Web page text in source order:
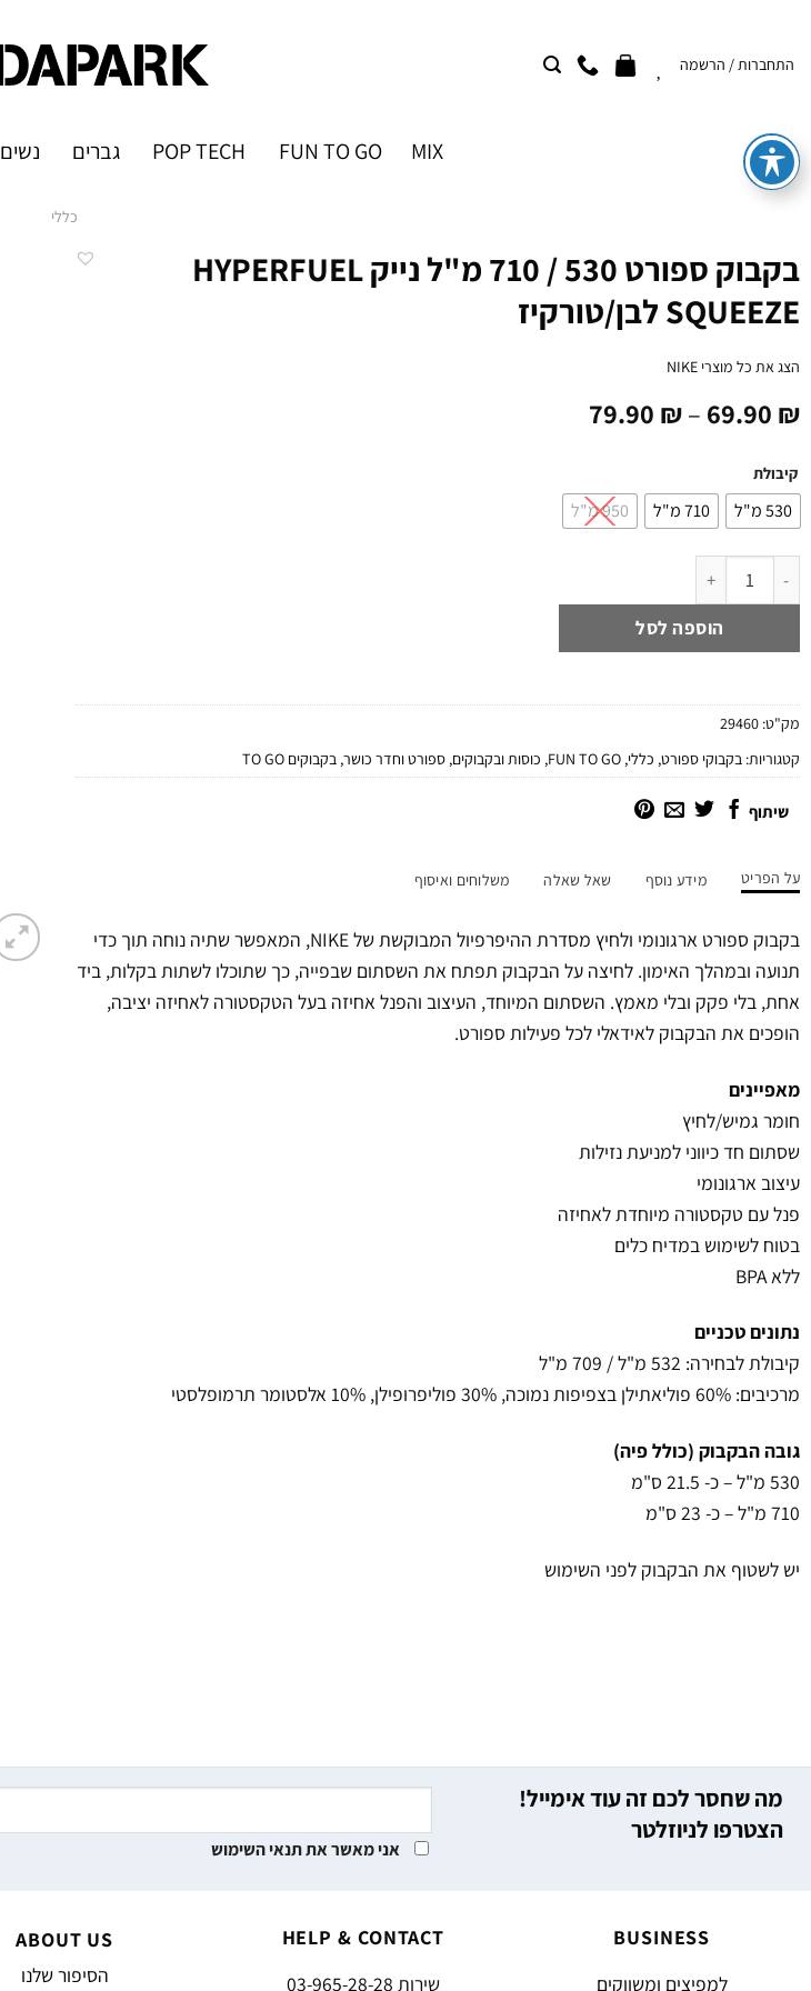
content
התחברות / הרשמה
MIX
FUN TO GO
POP TECH גברים נשים
כללי
בקבוק ספורט 530 / 710 מ"ל נייק HYPERFUEL
SQUEEZE לבן/טורקיז
הצג את כל מוצרי NIKE
69.90 ₪
–
79.90 ₪
קיבולת
530 מ"ל 710 מ"ל 950 מ"ל
כמות של בקבוק ספורט 530 / 710 מ"ל נייק HYPERFUEL SQUEEZE לבן/טורקיז
הוספה לסל
מק"ט: 29460
קטגוריות: בקבוקי ספורט, כללי,
FUN TO GO
, כוסות ובקבוקים, ספורט וחדר כושר, בקבוקים TO GO
שיתוף
על הפריט מידע נוסף שאל שאלה משלוחים ואיסוף
בקבוק ספורט ארגונומי ולחיץ מסדרת ההיפרפיול המבוקשת של NIKE, המאפשר שתיה נוחה תוך כדי
תנועה ובמהלך האימון. לחיצה על הבקבוק תפתח את השסתום שבפייה, כך שתוכלו לשתות בקלות, ביד
אחת, בלי פקק ובלי מאמץ. השסתום המיוחד, העיצוב והפנל אחיזה בעל הטקסטורה לאחיזה יציבה,
הופכים את הבקבוק לאידאלי לכל פעילות ספורט.
מאפיינים
חומר גמיש/לחיץ
שסתום חד כיווני למניעת נזילות
עיצוב ארגונומי
פנל עם טקסטורה מיוחדת לאחיזה
בטוח לשימוש במדיח כלים
ללא BPA
נתונים טכניים
קיבולת לבחירה: 532 מ"ל / 709 מ"ל
מרכיבים: 60% פוליאתילן בצפיפות נמוכה, 30% פוליפרופילן, 10% אלסטומר תרמופלסטי
גובה הבקבוק (כולל פיה)
530 מ"ל – כ- 21.5 ס"מ
710 מ"ל – כ- 23 ס"מ
יש לשטוף את הבקבוק לפני השימוש
מה שחסר לכם זה עוד אימייל!
הצטרפו לניוזלטר
אני מאשר את תנאי השימוש
BUSINESS
למפיצים ומשווקים
HELP & CONTACT
שירות 03-965-28-28
ABOUT US
הסיפור שלנו